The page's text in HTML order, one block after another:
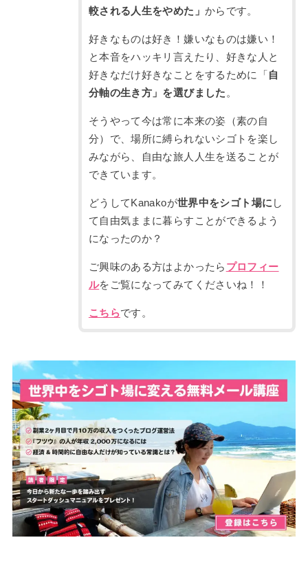
較される人生をやめた」 からです。
好きなものは好き！嫌いなものは嫌い！
と本音をハッキリ言えたり、好きな人と
好きなだけ好きなことをするために「 自
分軸の生き方」を選びました 。
そうやって今は常に本来の姿（素の自
分）で、場所に縛られないシゴトを楽し
みながら、自由な旅人人生を送ることが
できています。
どうしてKanakoが世界中をシゴト場に し
て自由気ままに暮らすことができるよう
になったのか？
ご興味のある方はよかったら プロフィー
ルをご覧になってみてくださいね！！
こちらです。